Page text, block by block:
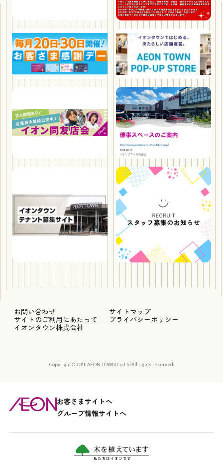
お問い合わせ
サイトマップ
サイトのご利用にあたって
プライバシーポリシー
イオンタウン株式会社
Copyright © 2011, AEON TOWN Co.,Ltd.All rights reserved.
お客さまサイトへ
グループ情報サイトへ